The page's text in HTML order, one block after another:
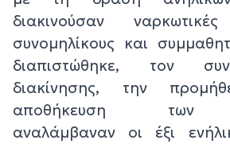
διακινούσαν
συνομηλίκους και
διαπιστώθηκε, τον
διακίνησης, την
αποθήκευση των
αναλάμβαναν οι έξι